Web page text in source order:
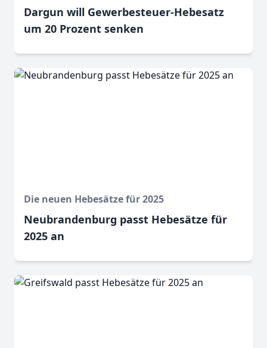
Dargun will Gewerbesteuer-Hebesatz
um 20 Prozent senken
Die neuen Hebesätze für 2025
Neubrandenburg passt Hebesätze für
2025 an